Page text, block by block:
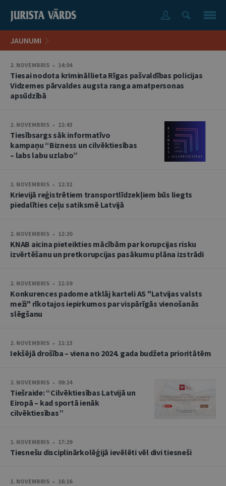
JAUNUMI
2. NOVEMBRIS • 14:04
Tiesai nodota krimināllieta Rīgas pašvaldības policijas
Vidzemes pārvaldes augsta ranga amatpersonas
apsūdzībā
2. NOVEMBRIS • 12:43
Tiesībsargs sāk informatīvo
kampaņu “Bizness un cilvēktiesības
– labs labu uzlabo”
2. NOVEMBRIS • 12:32
Krievijā reģistrētiem transportlīdzekļiem būs liegts
piedalīties ceļu satiksmē Latvijā
2. NOVEMBRIS • 12:20
KNAB aicina pieteikties mācībām par korupcijas risku
izvērtēšanu un pretkorupcijas pasākumu plāna izstrādi
2. NOVEMBRIS • 11:59
Konkurences padome atklāj karteli AS "Latvijas valsts
meži" rīkotajos iepirkumos par vispārīgās vienošanās
slēgšanu
2. NOVEMBRIS • 11:13
Iekšējā drošība – viena no 2024. gada budžeta prioritātēm
2. NOVEMBRIS • 09:24
Tiešraide: “Cilvēktiesības Latvijā un
Eiropā – kad sportā ienāk
cilvēktiesības”
1. NOVEMBRIS • 17:29
Tiesnešu disciplinārkolēģijā ievēlēti vēl divi tiesneši
1. NOVEMBRIS • 16:16